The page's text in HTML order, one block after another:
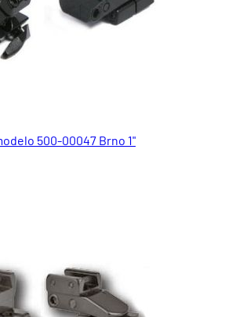
500-00047 Brno 1"